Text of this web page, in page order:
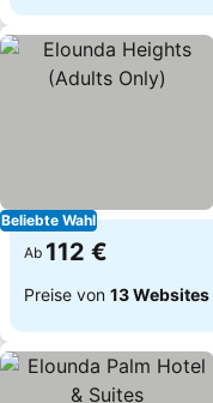
Beliebte Wahl
Ab 112 €
Preise von 13 Websites